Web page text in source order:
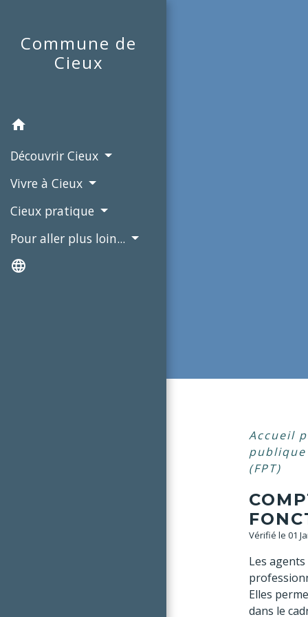
Commune de
Cieux
home
Découvrir Cieux
Vivre à Cieux
Cieux pratique
Pour aller plus loin...
language
Accueil
publique
(FPT)
Vérifié le 01
Les
Elles
dans le